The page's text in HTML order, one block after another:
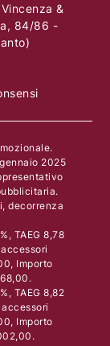
&
84/86 -
2025
decorrenza
TAEG 8,78
Importo
TAEG 8,82
Importo